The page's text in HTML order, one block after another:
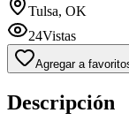
Tulsa, OK
24Vistas
Agregar a
Descripción